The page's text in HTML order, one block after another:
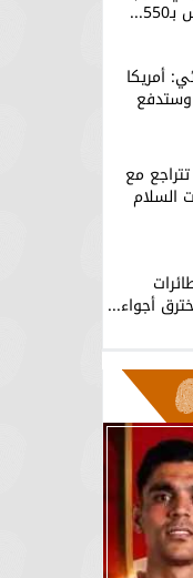
أمريكا
مع
السلام
من 8 طائرات
أجواء...